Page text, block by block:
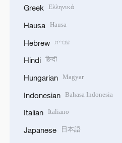
Greek Ελληνικά
Hausa Hausa
Hebrew עברית
Hindi हिन्दी
Hungarian Magyar
Indonesian Bahasa Indonesia
Italian Italiano
Japanese 日本語